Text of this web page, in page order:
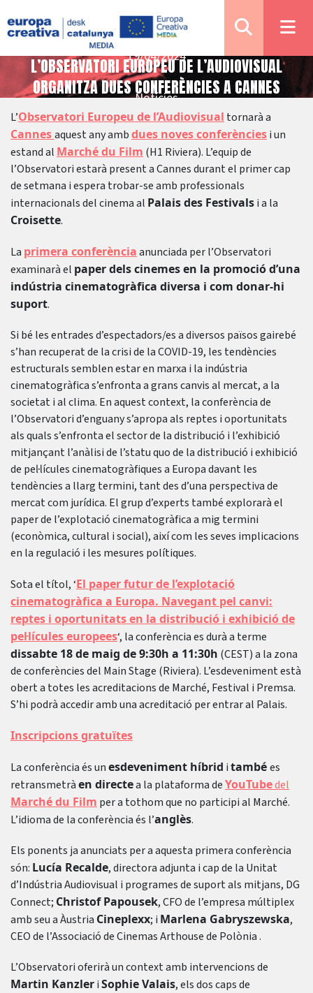
Notícies
L’OBSERVATORI EUROPEU DE L’AUDIOVISUAL
ORGANITZA DUES CONFERÈNCIES A CANNES
19/04/2024
L’Observatori Europeu de l’Audiovisual tornarà a
Cannesaquest any ambdues noves conferènciesi un
estand al Marché du Film (H1 Riviera). L’equip de
l’Observatori estarà present a Cannes durant el primer cap
de setmana i espera trobar-se amb professionals
internacionals del cinema al Palais des Festivalsi a la
Croisette.
La primera conferènciaanunciada per l’Observatori
examinarà el paper dels cinemes en la promoció d’una
indústria cinematogràfica diversa i com donar-hi
suport.
Si bé les entrades d’espectadors/es a diversos països gairebé
s’han recuperat de la crisi de la COVID-19, les tendències
estructurals semblen estar en marxa i la indústria
cinematogràfica s’enfronta a grans canvis al mercat, a la
societat i al clima. En aquest context, la conferència de
l’Observatori d’enguany s’apropa als reptes i oportunitats
als quals s’enfronta el sector de la distribució i l’exhibició
mitjançant l’anàlisi de l’statu quo de la distribució i exhibició
de pel·lícules cinematogràfiques a Europa davant les
tendències a llarg termini, tant des d’una perspectiva de
mercat com jurídica. El grup d’experts també explorarà el
paper de l’explotació cinematogràfica a mig termini
(econòmica, cultural i social), així com les seves implicacions
en la regulació i les mesures polítiques.
Sota el títol, ‘El paper futur de l’explotació
cinematogràfica a Europa. Navegant pel canvi:
reptes i oportunitats en la distribució i exhibició de
pel·lícules europees‘, la conferència es durà a terme
dissabte 18 de maig de 9:30h a 11:30h (CEST) a la zona
de conferències del Main Stage (Riviera). L’esdeveniment està
obert a totes les acreditacions de Marché, Festival i Premsa.
S’hi podrà accedir amb una acreditació per entrar al Palais.
Inscripcions gratuïtes
La conferència és unesdeveniment híbrid itambées
retransmetràen directea la plataforma deYouTubedel
Marché du Film per a tothom que no participi al Marché.
L’idioma de la conferència és l’anglès.
Els ponents ja anunciats per a aquesta primera conferència
són: Lucía Recalde, directora adjunta i cap de la Unitat
d’Indústria Audiovisual i programes de suport als mitjans, DG
Connect; Christof Papousek, CFO de l’empresa múltiplex
amb seu a Àustria Cineplexx; i Marlena Gabryszewska,
CEO de l’Associació de Cinemas Arthouse de Polònia .
L’Observatori oferirà un context amb intervencions de
Martin KanzleriSophie Valais, els dos caps de